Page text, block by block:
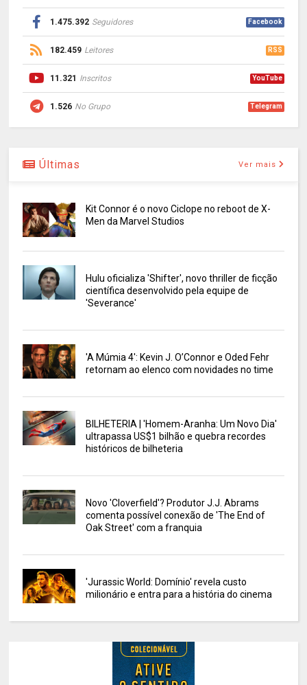
1.475.392 Seguidores Facebook
182.459 Leitores RSS
11.321 Inscritos YouTube
1.526 No Grupo Telegram
Últimas Ver mais
Kit Connor é o novo Ciclope no reboot de X-
Men da Marvel Studios
Hulu oficializa 'Shifter', novo thriller de ficção
científica desenvolvido pela equipe de
'Severance'
'A Múmia 4': Kevin J. O’Connor e Oded Fehr
retornam ao elenco com novidades no time
BILHETERIA | 'Homem-Aranha: Um Novo Dia'
ultrapassa US$1 bilhão e quebra recordes
históricos de bilheteria
Novo 'Cloverfield'? Produtor J.J. Abrams
comenta possível conexão de 'The End of
Oak Street' com a franquia
'Jurassic World: Domínio' revela custo
milionário e entra para a história do cinema